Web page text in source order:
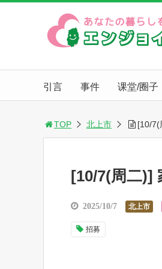
引言 事件 课堂/圈子
TOP 北上市 [10/7(
[10/7(周二)]
2025/10/7 北上市
招募